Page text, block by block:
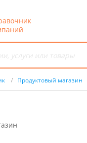
/ Продуктовый магазин